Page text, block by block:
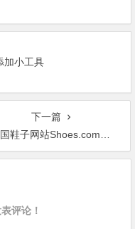
加小工具
下一篇
鞋子网站Shoes.com官网海淘攻略教程
评论！